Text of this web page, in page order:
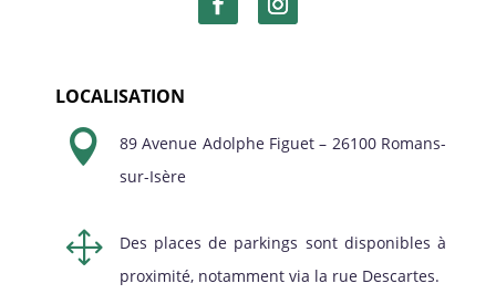
LOCALISATION

89 Avenue Adolphe Figuet – 26100 Romans-
sur-Isère
1
Des places de parkings sont disponibles à
proximité, notamment via la rue Descartes.